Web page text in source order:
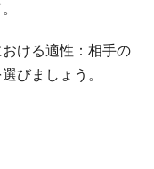
ける適性：相手の
びましょう。